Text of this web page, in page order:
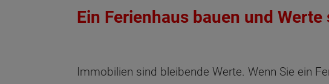
Ein Ferienhaus bauen und
Immobilien sind bleibende Werte. Wenn Sie ein